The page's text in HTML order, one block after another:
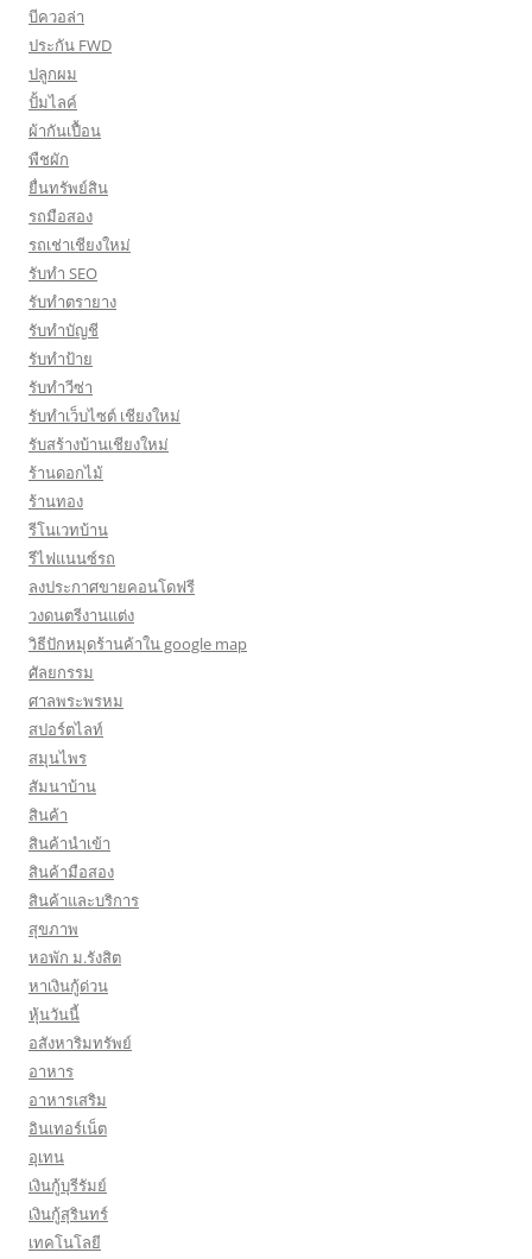
บีควอล่า
ประกัน FWD
ปลูกผม
ปั้มไลค์
ผ้ากันเปื้อน
พืชผัก
ยื่นทรัพย์สิน
รถมือสอง
รถเช่าเชียงใหม่
รับทำ SEO
รับทำตรายาง
รับทำบัญชี
รับทำป้าย
รับทำวีซ่า
รับทำเว็บไซต์ เชียงใหม่
รับสร้างบ้านเชียงใหม่
ร้านดอกไม้
ร้านทอง
รีโนเวทบ้าน
รีไฟแนนซ์รถ
ลงประกาศขายคอนโดฟรี
วงดนตรีงานแต่ง
วิธีปักหมุดร้านค้าใน google map
ศัลยกรรม
ศาลพระพรหม
สปอร์ตไลท์
สมุนไพร
สัมนาบ้าน
สินค้า
สินค้านำเข้า
สินค้ามือสอง
สินค้าและบริการ
สุขภาพ
หอพัก ม.รังสิต
หาเงินกู้ด่วน
หุ้นวันนี้
อสังหาริมทรัพย์
อาหาร
อาหารเสริม
อินเทอร์เน็ต
อุเทน
เงินกู้บุรีรัมย์
เงินกู้สุรินทร์
เทคโนโลยี